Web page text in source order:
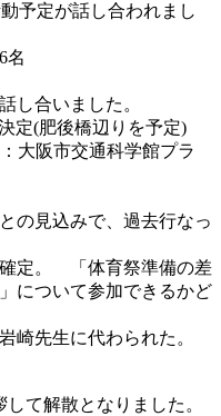
予定が話し合われまし
名
し合いました。
定(肥後橋辺りを予定)
大阪市交通科学館プラ
の見込みで、過去行なっ
定。 「体育祭準備の差
について参加できるかど
崎先生に代わられた。
て解散となりました。